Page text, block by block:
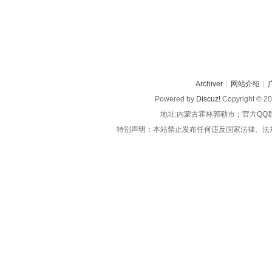
Archiver 网站介绍
Powered by Discuz! Copyright ©
地址:内蒙古霍林郭勒市；官方QQ
特别声明：本站禁止发布任何违反国家法律、